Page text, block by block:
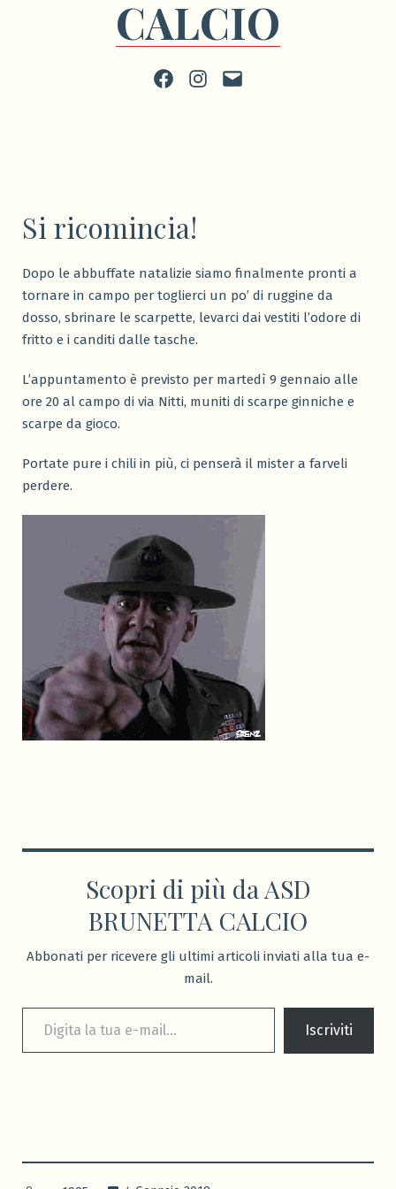
CALCIO
FacebookInstagram
scrivi
Si ricomincia!
Dopo le abbuffate natalizie siamo finalmente pronti a
tornare in campo per toglierci un po’ di ruggine da
dosso, sbrinare le scarpette, levarci dai vestiti l’odore di
fritto e i canditi dalle tasche.
L’appuntamento è previsto per martedì 9 gennaio alle
ore 20 al campo di via Nitti, muniti di scarpe ginniche e
scarpe da gioco.
Portate pure i chili in più, ci penserà il mister a farveli
perdere.
Scopri di più da ASD
BRUNETTA CALCIO
Abbonati per ricevere gli ultimi articoli inviati alla tua e-
mail.
Digita la tua e-mail...
Iscriviti